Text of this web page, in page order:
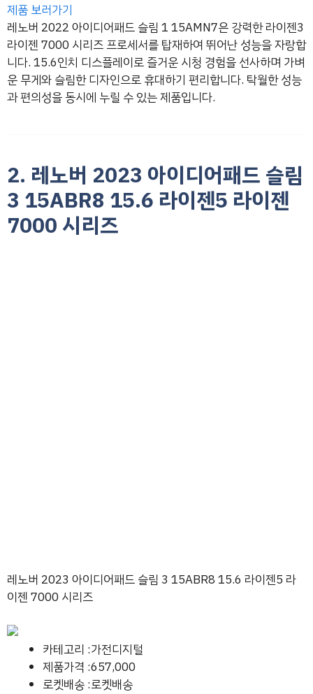
제품 보러가기
레노버 2022 아이디어패드 슬림 1 15AMN7은 강력한 라이젠3
라이젠 7000 시리즈 프로세서를 탑재하여 뛰어난 성능을 자랑합
니다. 15.6인치 디스플레이로 즐거운 시청 경험을 선사하며 가벼
운 무게와 슬림한 디자인으로 휴대하기 편리합니다. 탁월한 성능
과 편의성을 동시에 누릴 수 있는 제품입니다.
2. 레노버 2023 아이디어패드 슬림
3 15ABR8 15.6 라이젠5 라이젠
7000 시리즈
레노버 2023 아이디어패드 슬림 3 15ABR8 15.6 라이젠5 라
이젠 7000 시리즈
카테고리 :가전디지털
제품가격 :657,000
로켓배송 :로켓배송